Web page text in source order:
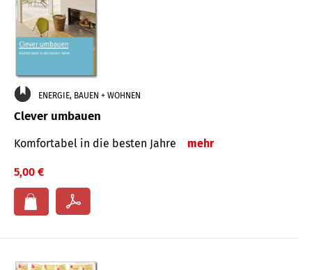
ENERGIE, BAUEN + WOHNEN
Clever umbauen
Komfortabel in die besten Jahre mehr
5,00 €